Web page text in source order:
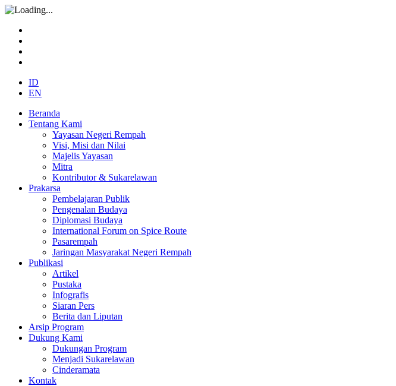
ID
EN
Beranda
Tentang Kami
Yayasan Negeri Rempah
Visi, Misi dan Nilai
Majelis Yayasan
Mitra
Kontributor & Sukarelawan
Prakarsa
Pembelajaran Publik
Pengenalan Budaya
Diplomasi Budaya
International Forum on Spice Route
Pasarempah
Jaringan Masyarakat Negeri Rempah
Publikasi
Artikel
Pustaka
Infografis
Siaran Pers
Berita dan Liputan
Arsip Program
Dukung Kami
Dukungan Program
Menjadi Sukarelawan
Cinderamata
Kontak